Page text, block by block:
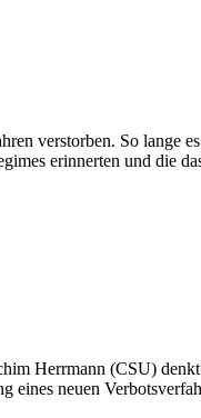
verstorben. So lange
erinnerten und die
Herrmann (CSU)
neuen